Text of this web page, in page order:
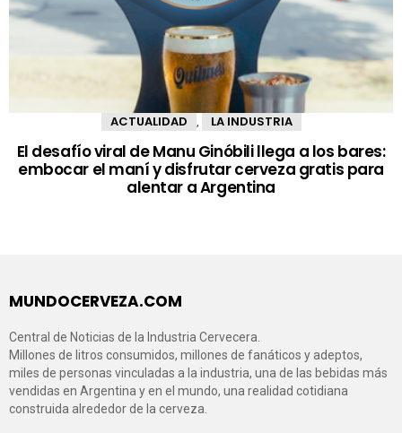
ACTUALIDAD LA INDUSTRIA
El desafío viral de Manu Ginóbili llega a los bares:
embocar el maní y disfrutar cerveza gratis para
alentar a Argentina
MUNDOCERVEZA.COM
Central de Noticias de la Industria Cervecera.
Millones de litros consumidos, millones de fanáticos y adeptos,
miles de personas vinculadas a la industria, una de las bebidas más
vendidas en Argentina y en el mundo, una realidad cotidiana
construida alrededor de la cerveza.